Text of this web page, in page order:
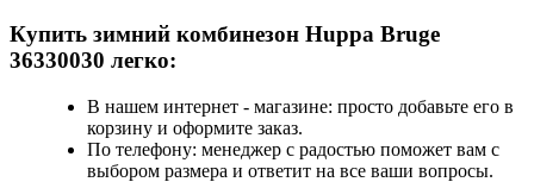
Купить зимний комбинезон Huppa Bruge
36330030 легко:
В нашем интернет - магазине: просто добавьте его в
корзину и оформите заказ.
По телефону: менеджер с радостью поможет вам с
выбором размера и ответит на все ваши вопросы.